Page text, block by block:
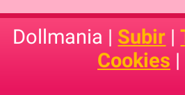
Dollmania | Subir |
Cookies |